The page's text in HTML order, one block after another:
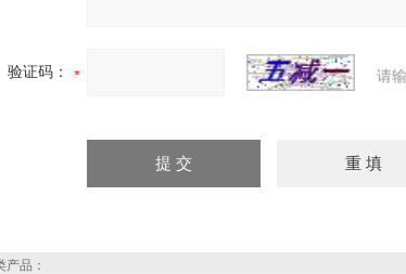
验证码： 请
品：